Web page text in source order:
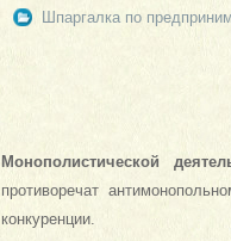
Шпаргалка по
Монополистической
противоречат
конкуренции.